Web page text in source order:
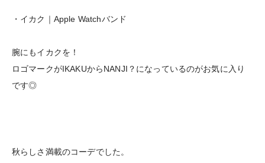
・イカク｜Apple Watchバンド
腕にもイカクを！
ロゴマークがIKAKUからNANJI？になっているのがお気に入り
です◎
秋らしさ満載のコーデでした。